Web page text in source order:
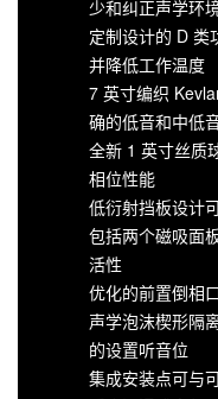
少和纠正声学环
定制设计的 D 类
并降低工作温度
7 英寸编织
确的低音和中低
全新 1 英寸丝质
相位性能
低衍射挡板设计
包括两个磁吸面
活性
优化的前置倒相
声学泡沫楔形隔
的设置听音位
集成安装点可与